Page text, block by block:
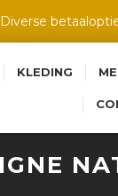
Diverse
KLEDING